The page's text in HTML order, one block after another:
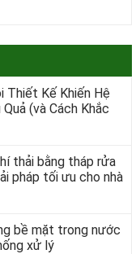
Thiết Kế Khiến Hệ
(và Cách Khắc
thải bằng tháp rửa
pháp tối ưu cho nhà
bề mặt trong nước
xử lý